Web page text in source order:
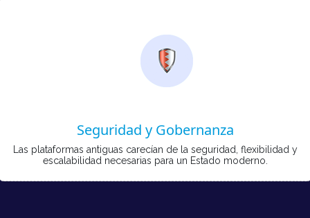
Seguridad y Gobernanza
Las plataformas antiguas carecían de la seguridad, flexibilidad y
escalabilidad necesarias para un Estado moderno.